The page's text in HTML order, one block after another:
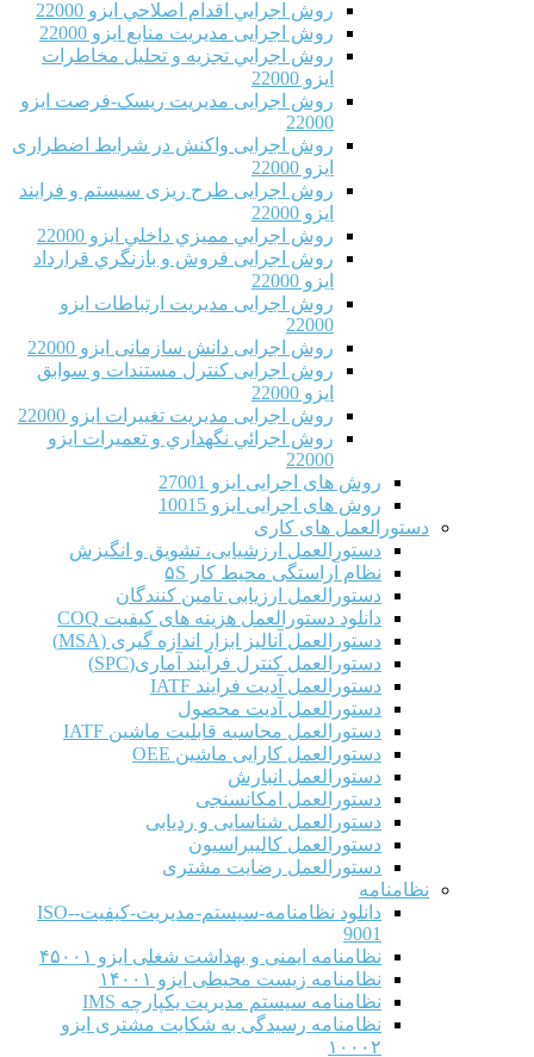
روش اجرايي اقدام اصلاحي ایزو 22000
روش اجرایی مدیریت منابع ایزو 22000
روش اجرايي تجزیه و تحلیل مخاطرات
ایزو 22000
روش اجرایی مدیریت ریسک-فرصت ایزو
22000
روش اجرایی واکنش در شرایط اضطراری
ایزو 22000
روش اجرایی طرح ریزی سیستم و فرایند
ایزو 22000
روش اجرايي مميزي داخلي ایزو 22000
روش اجرایی فروش و بازنگري قرارداد
ایزو 22000
روش اجرایی مدیریت ارتباطات ایزو
22000
روش اجرایی دانش سازمانی ایزو 22000
روش اجرایی کنترل مستندات و سوابق
ایزو 22000
روش اجرایی مدیریت تغییرات ایزو 22000
روش اجرائي نگهداري و تعميرات ایزو
22000
روش های اجرایی ایزو 27001
روش های اجرایی ایزو 10015
دستورالعمل های کاری
دستورالعمل ارزشیابی، تشویق و انگیزش
نظام آراستگی محیط کار ۵S
دستورالعمل ارزیابی تامین کنندگان
دانلود دستورالعمل هزینه های کیفیت COQ
دستورالعمل آنالیز ابزار اندازه گیری (MSA)
دستورالعمل کنترل فرآیند آماری(SPC)
دستورالعمل آدیت فرایند IATF
دستورالعمل آدیت محصول
دستورالعمل محاسبه قابلیت ماشین IATF
دستورالعمل کارایی ماشین OEE
دستورالعمل انبارش
دستورالعمل امکانسنجی
دستورالعمل شناسایی و ردیابی
دستورالعمل کالیبراسیون
دستورالعمل رضایت مشتری
نظامنامه
دانلود نظامنامه-سیستم-مدیریت-کیفیت-ISO-
9001
نظامنامه ایمنی و بهداشت شغلی ایزو ۴۵۰۰۱
نظامنامه زیست محیطی ایزو ۱۴۰۰۱
نظامنامه سیستم مدیریت یکپارچه IMS
نظامنامه رسیدگی به شکایت مشتری ایزو
۱۰۰۰۲